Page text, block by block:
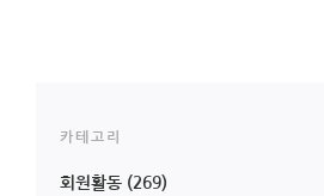
카테고리
회원활동 (269)